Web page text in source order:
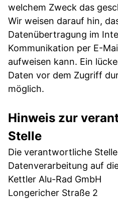
welchem Zweck das
Wir weisen darauf hin,
Datenübertragung im
Kommunikation per E-
aufweisen kann. Ein
Daten vor dem Zugriff
möglich.
Hinweis zur
Stelle
Die verantwortliche
Datenverarbeitung auf
Kettler Alu-Rad GmbH
Longericher Straße 2